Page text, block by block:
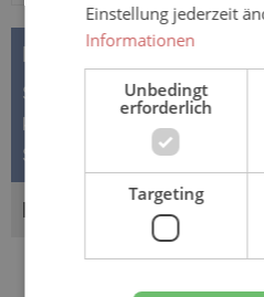
BESCHREIBUNG
Suprima PVC Damen- und
knöpfen - bei mittlerer bis
Suprima PVC Slip 1201 ist…
BEWERTUNGEN
Einstellung jederzeit
Informationen
Unbedingt
erforderlich
Targeting